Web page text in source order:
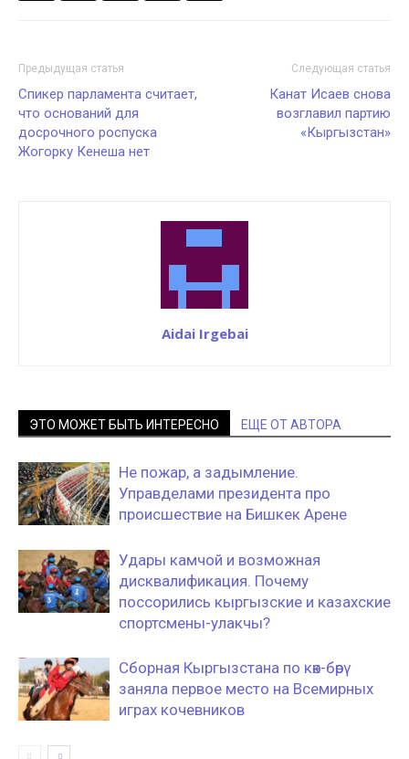
Предыдущая статья
Спикер парламента считает,
что оснований для
досрочного роспуска
Жогорку Кенеша нет
Следующая статья
Канат Исаев снова
возглавил партию
«Кыргызстан»
Aidai Irgebai
ЭТО МОЖЕТ БЫТЬ ИНТЕРЕСНО ЕЩЕ ОТ АВТОРА
Не пожар, а задымление.
Управделами президента про
происшествие на Бишкек Арене
Удары камчой и возможная
дисквалификация. Почему
поссорились кыргызские и казахские
спортсмены-улакчы?
Сборная Кыргызстана по көк-бөрү
заняла первое место на Всемирных
играх кочевников